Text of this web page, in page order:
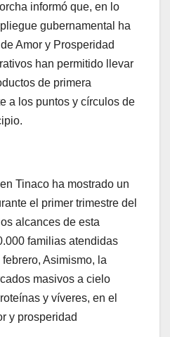
informó que, en lo
gubernamental ha
Amor y Prosperidad
han permitido llevar
de primera
a los puntos y círculos de
Tinaco ha mostrado un
el primer trimestre del
alcances de esta
familias atendidas
Asimismo, la
masivos a cielo
y víveres, en el
y prosperidad